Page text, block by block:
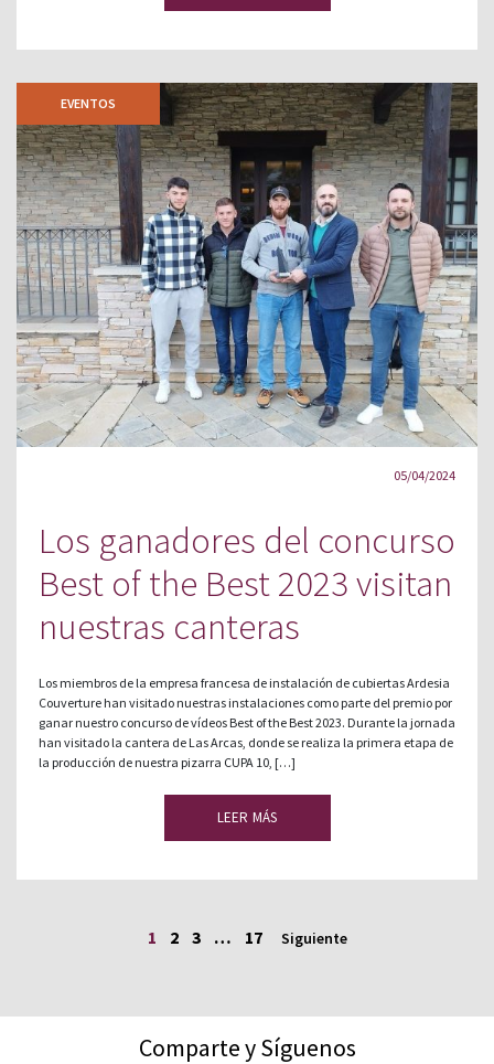
EVENTOS
05/04/2024
Los ganadores del concurso
Best of the Best 2023 visitan
nuestras canteras
Los miembros de la empresa francesa de instalación de cubiertas Ardesia
Couverture han visitado nuestras instalaciones como parte del premio por
ganar nuestro concurso de vídeos Best of the Best 2023. Durante la jornada
han visitado la cantera de Las Arcas, donde se realiza la primera etapa de
la producción de nuestra pizarra CUPA 10, […]
LEER MÁS
1 2 3 … 17 Siguiente
Comparte y Síguenos